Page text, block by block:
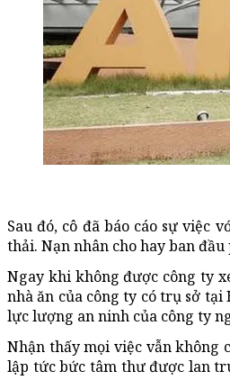
Sau đó, cô đã báo cáo sự việc
thải. Nạn nhân cho hay ban
Ngay khi không được công ty
nhà ăn của công ty có trụ sở
lực lượng an ninh của công ty
Nhận thấy mọi việc vẫn không
lập tức bức tâm thư được lan